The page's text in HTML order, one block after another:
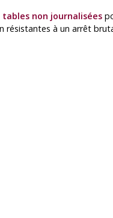
tables non journalisées
résistantes à un arrêt